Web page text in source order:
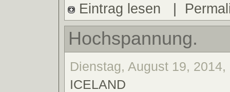
Eintrag lesen
Hochspannung.
Dienstag, August 19,
ICELAND